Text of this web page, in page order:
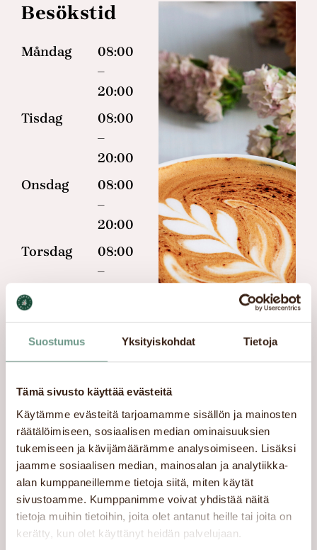
Suostumus Yksityiskohdat Tietoja
Tämä sivusto käyttää evästeitä
Käytämme evästeitä tarjoamamme sisällön ja mainosten
räätälöimiseen, sosiaalisen median ominaisuuksien
tukemiseen ja kävijämäärämme analysoimiseen. Lisäksi
jaamme sosiaalisen median, mainosalan ja analytiikka-
alan kumppaneillemme tietoja siitä, miten käytät
sivustoamme. Kumppanimme voivat yhdistää näitä
tietoja muihin tietoihin, joita olet antanut heille tai joita on
kerätty, kun olet käyttänyt heidän palvelujaan.
Besökstid
Måndag
08:00
–
20:00
Tisdag
08:00
–
20:00
Onsdag
08:00
–
20:00
Torsdag
08:00
–
Fredag
08:00
20:00
Lördag
08:00
18:00
Söndag
10:30
–
18:00